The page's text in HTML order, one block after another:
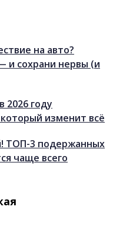
на авто?
и сохрани нервы (и
2026 году
изменит всё
ТОП-3 подержанных
чаще всего